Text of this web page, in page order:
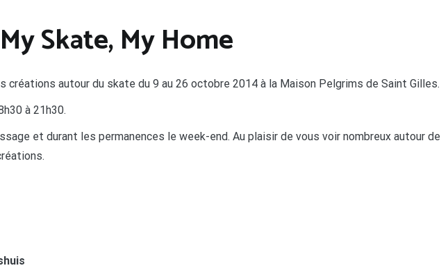
Skate, My Home
créations autour du skate du 9 au 26 octobre 2014 à la Maison Pelgrims de Saint Gilles.
à 21h30.
et durant les permanences le week-end. Au plaisir de vous voir nombreux autour de